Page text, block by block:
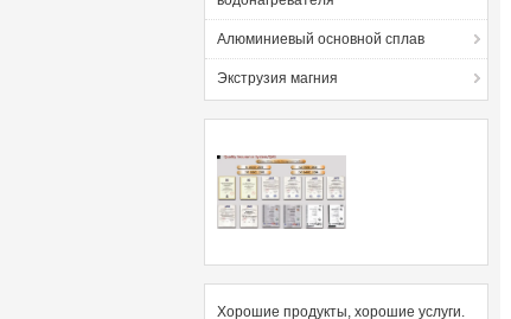
Алюминиевый основной сплав
Экструзия магния
Хорошие продукты, хорошие услуги.